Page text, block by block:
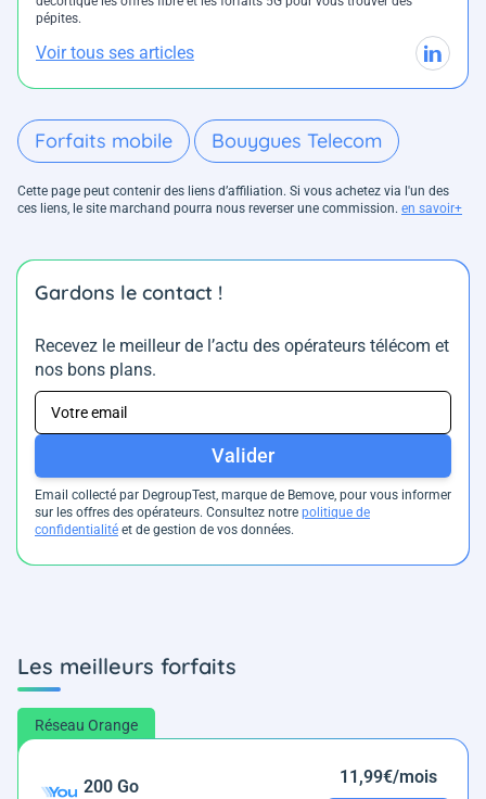
pépites.
Voir tous ses articles
Forfaits mobile Bouygues Telecom
Cette page peut contenir des liens d’affiliation. Si vous achetez via l'un des
ces liens, le site marchand pourra nous reverser une commission. en savoir+
Gardons le contact !
Recevez le meilleur de l’actu des opérateurs télécom et
nos bons plans.
Valider
Email collecté par DegroupTest, marque de Bemove, pour vous informer
sur les offres des opérateurs. Consultez notre politique de
confidentialité et de gestion de vos données.
Les meilleurs forfaits
Réseau Orange
200 Go
11,99€/mois